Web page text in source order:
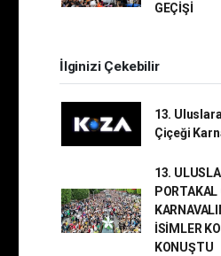
GEÇİŞİ
İlginizi Çekebilir
13.
Çiçeği
13.
PORTAKAL
İSİMLER
KONUŞTU